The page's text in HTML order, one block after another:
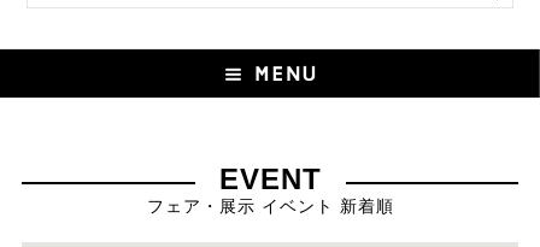
EVENT
フェア・展示 イベント 新着順